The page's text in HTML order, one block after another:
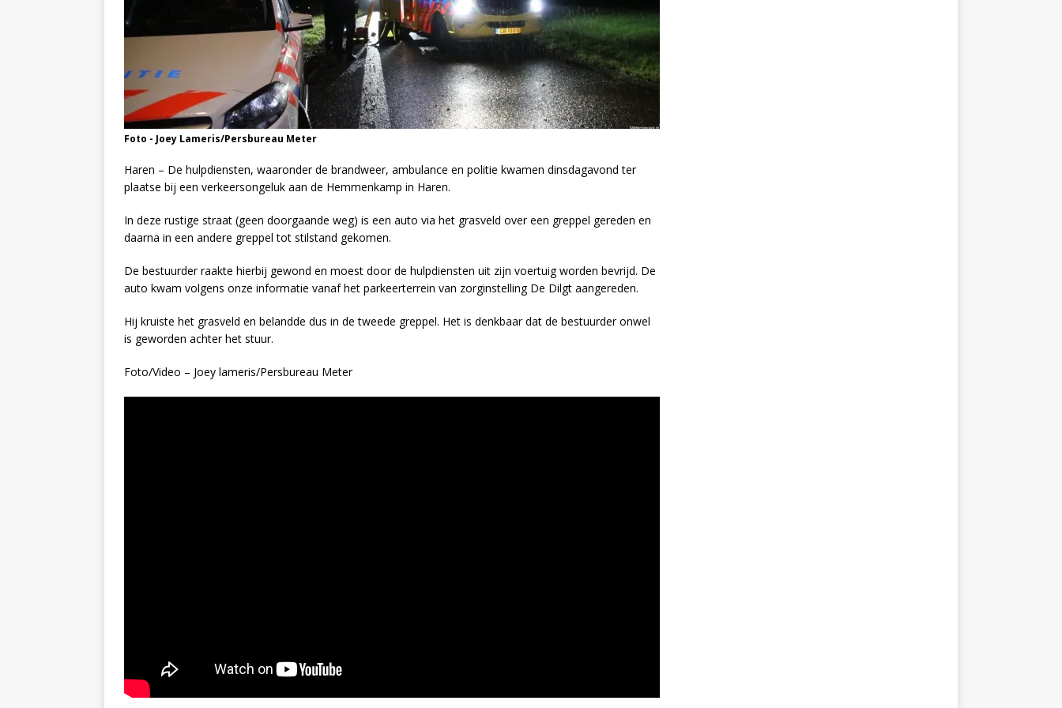
Foto - Joey Lameris/Persbureau Meter
Haren – De hulpdiensten, waaronder de brandweer, ambulance en politie kwamen dinsdagavond ter
plaatse bij een verkeersongeluk aan de Hemmenkamp in Haren.
In deze rustige straat (geen doorgaande weg) is een auto via het grasveld over een greppel gereden en
daarna in een andere greppel tot stilstand gekomen.
De bestuurder raakte hierbij gewond en moest door de hulpdiensten uit zijn voertuig worden bevrijd. De
auto kwam volgens onze informatie vanaf het parkeerterrein van zorginstelling De Dilgt aangereden.
Hij kruiste het grasveld en belandde dus in de tweede greppel. Het is denkbaar dat de bestuurder onwel
is geworden achter het stuur.
Foto/Video – Joey lameris/Persbureau Meter